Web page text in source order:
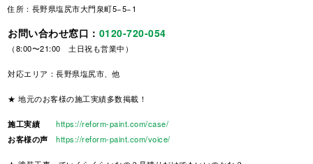
住所：長野県塩尻市大門泉町5−5−1
お問い合わせ窓口： 0120-720-054
（8:00〜21:00 土日祝も営業中）
対応エリア：長野県塩尻市、他
★ 地元のお客様の施工実績多数掲載！
施工実績
https://reform-paint.com/case/
お客様の声
https://reform-paint.com/voice/